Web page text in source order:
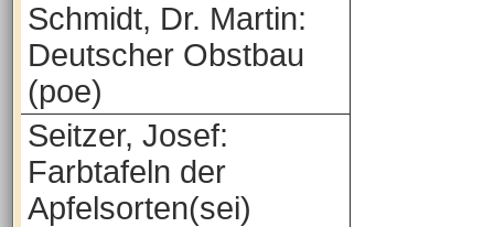
Schmidt, Dr. Martin:
Deutscher Obstbau
(poe)
Seitzer, Josef:
Farbtafeln der
Apfelsorten(sei)